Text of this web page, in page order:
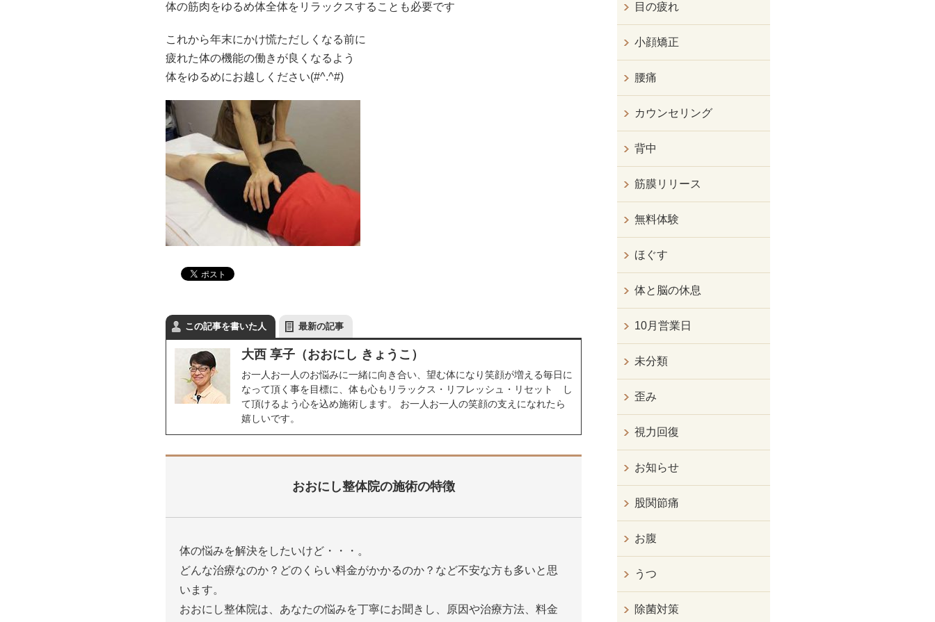
体の筋肉をゆるめ体全体をリラックスすることも必要です
これから年末にかけ慌ただしくなる前に
疲れた体の機能の働きが良くなるよう
体をゆるめにお越しください(#^.^#)
この記事を書いた人 最新の記事
大西 享子（おおにし きょうこ）
お一人お一人のお悩みに一緒に向き合い、望む体になり笑顔が増える毎日に
なって頂く事を目標に、体も心もリラックス・リフレッシュ・リセット し
て頂けるよう心を込め施術します。 お一人お一人の笑顔の支えになれたら
嬉しいです。
おおにし整体院の施術の特徴
体の悩みを解決をしたいけど・・・。
どんな治療なのか？どのくらい料金がかかるのか？など不安な方も多いと思
います。
おおにし整体院は、あなたの悩みを丁寧にお聞きし、原因や治療方法、料金
目の疲れ
小顔矯正
腰痛
カウンセリング
背中
筋膜リリース
無料体験
ほぐす
体と脳の休息
10月営業日
未分類
歪み
視力回復
お知らせ
股関節痛
お腹
うつ
除菌対策